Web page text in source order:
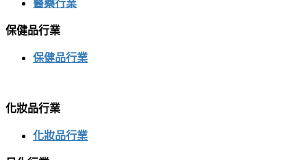
醫藥行業
保健品行業
保健品行業
化妝品行業
化妝品行業